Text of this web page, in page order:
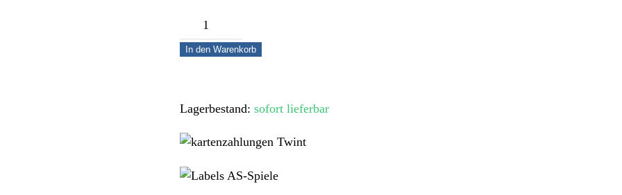
Luxus
Schachbrett-
und
–
Zwei
in
In den Warenkorb
Lagerbestand: sofort lieferbar